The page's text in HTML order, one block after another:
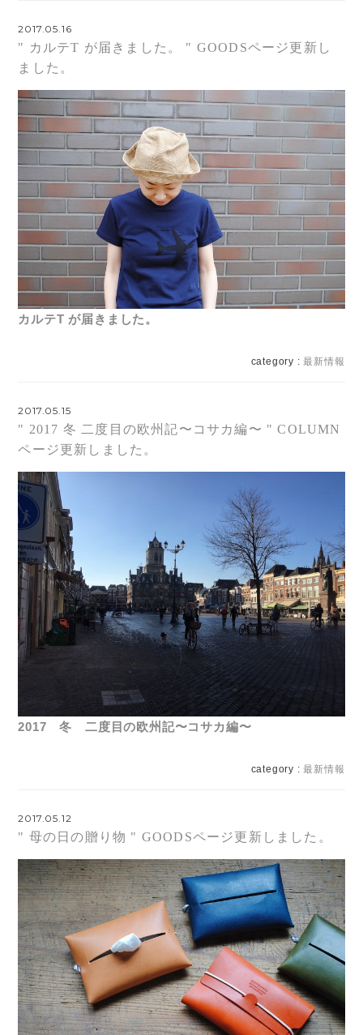
2017.05.16
" カルテT が届きました。 " GOODSページ更新し
ました。
カルテT が届きました。
category :最新情報
2017.05.15
" 2017 冬 二度目の欧州記〜コサカ編〜 " COLUMN
ページ更新しました。
2017 冬 二度目の欧州記〜コサカ編〜
category :最新情報
2017.05.12
" 母の日の贈り物 " GOODSページ更新しました。